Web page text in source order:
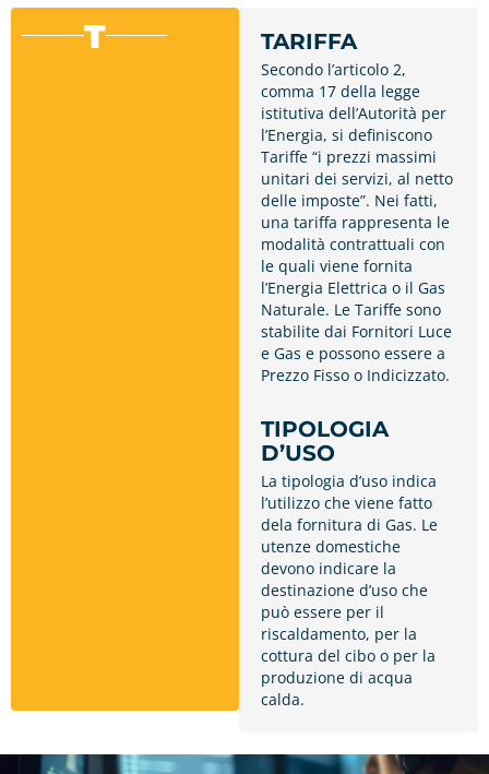
T TARIFFA
Secondo l’articolo 2,
comma 17 della legge
istitutiva dell’Autorità per
l’Energia, si definiscono
Tariffe “i prezzi massimi
unitari dei servizi, al netto
delle imposte”. Nei fatti,
una tariffa rappresenta le
modalità contrattuali con
le quali viene fornita
l’Energia Elettrica o il Gas
Naturale. Le Tariffe sono
stabilite dai Fornitori Luce
e Gas e possono essere a
Prezzo Fisso o Indicizzato.
TIPOLOGIA
D’USO
La tipologia d’uso indica
l’utilizzo che viene fatto
dela fornitura di Gas. Le
utenze domestiche
devono indicare la
destinazione d’uso che
può essere per il
riscaldamento, per la
cottura del cibo o per la
produzione di acqua
calda.